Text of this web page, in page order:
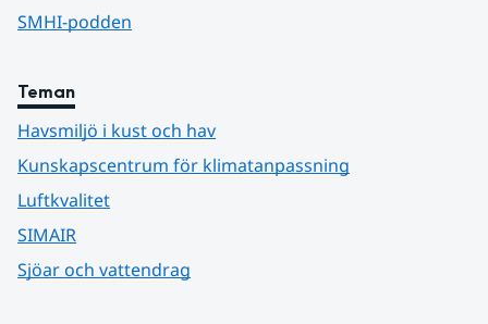
SMHI-podden
Teman
Havsmiljö i kust och hav
Kunskapscentrum för klimatanpassning
Luftkvalitet
SIMAIR
Sjöar och vattendrag